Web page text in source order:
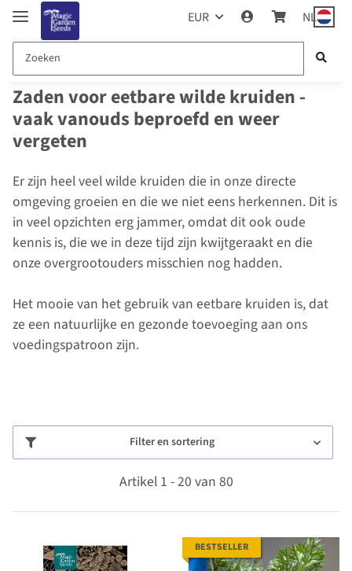
EUR NL
Zaden voor eetbare wilde kruiden -
vaak vanouds beproefd en weer
vergeten
Er zijn heel veel wilde kruiden die in onze directe
omgeving groeien en die we niet eens herkennen. Dit is
in veel opzichten erg jammer, omdat dit ook oude
kennis is, die we in deze tijd zijn kwijtgeraakt en die
onze overgrootouders misschien nog hadden.
Het mooie van het gebruik van eetbare kruiden is, dat
ze een natuurlijke en gezonde toevoeging aan ons
voedingspatroon zijn.
Filter en sortering
Artikel 1 - 20 van 80
BESTSELLER